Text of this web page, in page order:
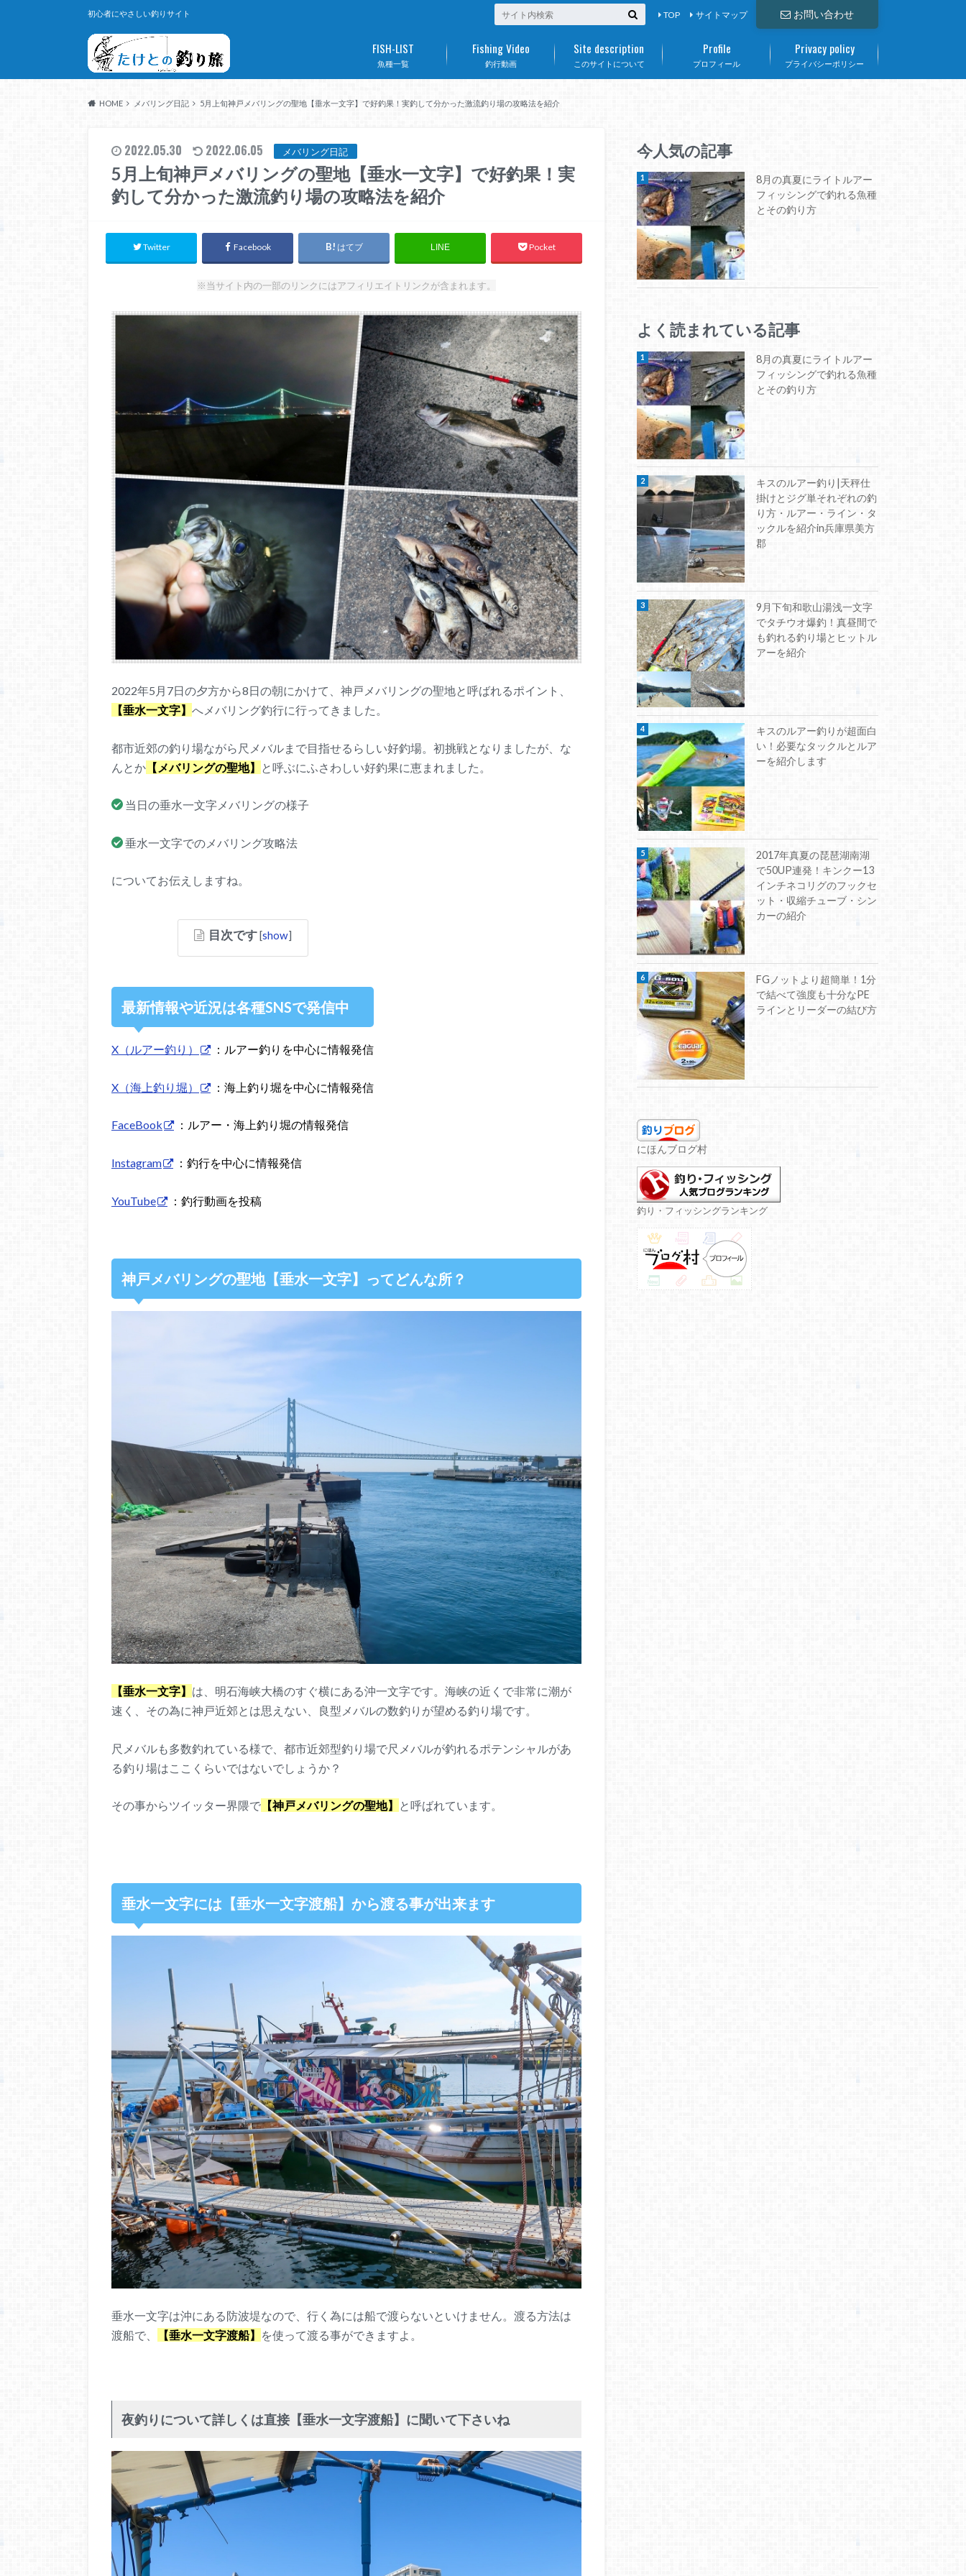
初心者にやさしい釣りサイト お問い合わせ
TOP サイトマップ
魚種一覧
FISH-LIST
釣行動画
Fishing Video
このサイトについて
Site description
プロフィール
Profile
プライバシーポリシー
Privacy policy
HOME メバリング日記 5月上旬神戸メバリングの聖地【垂水一文字】で好釣果！実釣して分かった激流釣り場の攻略法を紹介
2022.05.30 2022.06.05 メバリング日記
5月上旬神戸メバリングの聖地【垂水一文字】で好釣果！実
釣して分かった激流釣り場の攻略法を紹介
Twitter Facebook はてブ LINE Pocket
※当サイト内の一部のリンクにはアフィリエイトリンクが含まれます。
2022年5月7日の夕方から8日の朝にかけて、神戸メバリングの聖地と呼ばれるポイント、
【垂水一文字】 へメバリング釣行に行ってきました。
都市近郊の釣り場ながら尺メバルまで目指せるらしい好釣場。初挑戦となりましたが、な
んとか 【メバリングの聖地】 と呼ぶにふさわしい好釣果に恵まれました。
当日の垂水一文字メバリングの様子
垂水一文字でのメバリング攻略法
についてお伝えしますね。
目次です[show]
最新情報や近況は各種SNSで発信中
X（ルアー釣り） ：ルアー釣りを中心に情報発信
X（海上釣り堀） ：海上釣り堀を中心に情報発信
FaceBook ：ルアー・海上釣り堀の情報発信
Instagram ：釣行を中心に情報発信
YouTube ：釣行動画を投稿
神戸メバリングの聖地【垂水一文字】ってどんな所？
【垂水一文字】 は、明石海峡大橋のすぐ横にある沖一文字です。海峡の近くで非常に潮が
速く、その為に神戸近郊とは思えない、良型メバルの数釣りが望める釣り場です。
尺メバルも多数釣れている様で、都市近郊型釣り場で尺メバルが釣れるポテンシャルがあ
る釣り場はここくらいではないでしょうか？
その事からツイッター界隈で 【神戸メバリングの聖地】 と呼ばれています。
垂水一文字には【垂水一文字渡船】から渡る事が出来ます
垂水一文字は沖にある防波堤なので、行く為には船で渡らないといけません。渡る方法は
渡船で、
【垂水一文字渡船】 を使って渡る事ができますよ。
夜釣りについて詳しくは直接【垂水一文字渡船】に聞いて下さいね
今人気の記事
8月の真夏にライトルアー
フィッシングで釣れる魚種
とその釣り方
よく読まれている記事
8月の真夏にライトルアー
フィッシングで釣れる魚種
とその釣り方
キスのルアー釣り|天秤仕
掛けとジグ単それぞれの釣
り方・ルアー・ライン・タ
ックルを紹介in兵庫県美方
郡
9月下旬和歌山湯浅一文字
でタチウオ爆釣！真昼間で
も釣れる釣り場とヒットル
アーを紹介
キスのルアー釣りが超面白
い！必要なタックルとルア
ーを紹介します
2017年真夏の琵琶湖南湖
で50UP連発！キンクー13
インチネコリグのフックセ
ット・収縮チューブ・シン
カーの紹介
FGノットより超簡単！1分
で結べて強度も十分なPE
ラインとリーダーの結び方
にほんブログ村
釣り・フィッシングランキング